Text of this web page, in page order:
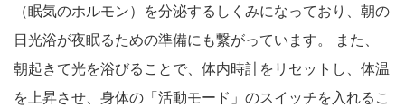
（眠気のホルモン）を分泌するしくみになっており、朝の
日光浴が夜眠るための準備にも繋がっています。 また、
朝起きて光を浴びることで、体内時計をリセットし、体温
を上昇させ、身体の「活動モード」のスイッチを入れるこ